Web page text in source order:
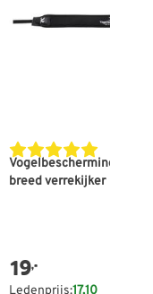
Vogelbescherming
breed verrekijker
19,-